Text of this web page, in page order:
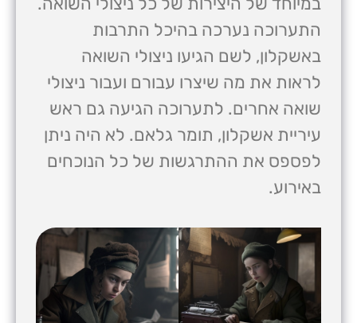
התערוכה נערכה בהיכל התרבות
באשקלון, לשם הגיעו ניצולי השואה
לראות את מה שיצרו עבורם ועבור ניצולי
שואה אחרים. לתערוכה הגיעה גם ראש
עיריית אשקלון, תומר גלאם. לא היה ניתן
לפספס את ההתרגשות של כל הנוכחים
באירוע.